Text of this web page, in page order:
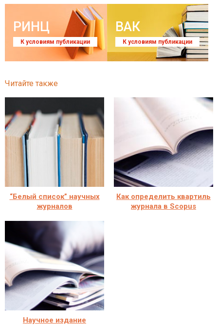
РИНЦ
К условиям публикации
ВАК
К условиям публикации
Читайте также
“Белый список” научных
журналов
Как определить квартиль
журнала в Scopus
Научное издание